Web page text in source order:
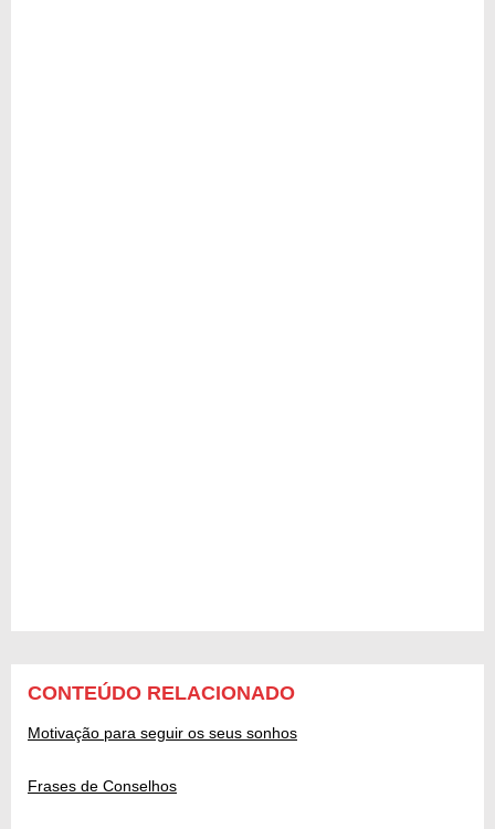
CONTEÚDO RELACIONADO
Motivação para seguir os seus sonhos
Frases de Conselhos